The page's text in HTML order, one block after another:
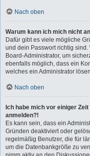
Nach oben
Warum kann ich mich nicht
Dafür gibt es viele mögliche
und dein Passwort richtig
Board-Administrator, um
ebenfalls möglich, dass ein
welches ein Administrator
Nach oben
Ich habe mich vor einiger
anmelden?!
Es kann sein, dass ein
Gründen deaktiviert oder
regelmäßig Benutzer, die für
um die Datenbankgröße zu